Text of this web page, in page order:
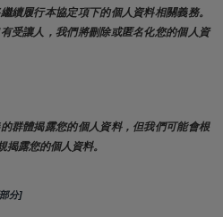
續履行本協定項下的個人資料相關義務。
受讓人，我們將刪除或匿名化您的個人資
群體揭露您的個人資料，但我們可能會根
露您的個人資料。
分]